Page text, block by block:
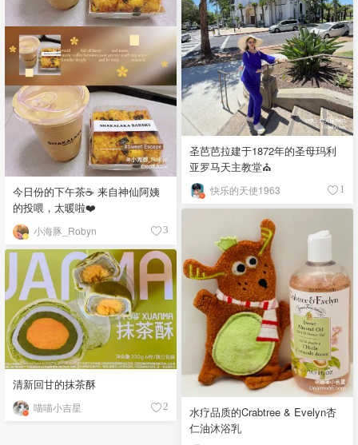
圣芭芭拉建于1872年的圣母玛利
亚罗马天主教堂⛪️
快乐的天使1963 1
今日份的下午茶☕️ 来自神仙阿姨
的投喂，太暖啦❤️
小海豚_Robyn 3
水疗品质的Crabtree & Evelyn杏
仁油沐浴乳
清新回甘的抹茶酥
喵喵小吉星 2